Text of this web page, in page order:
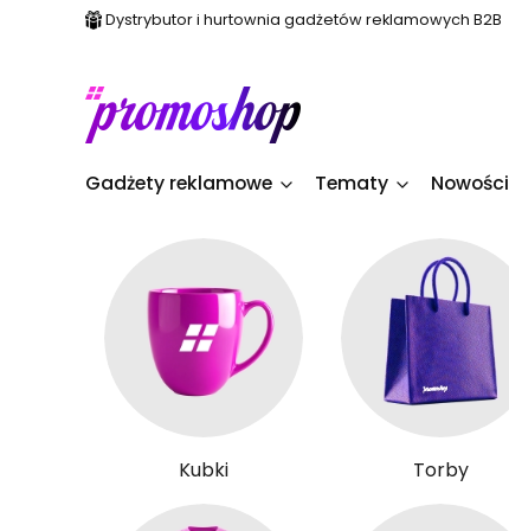
Dystrybutor i hurtownia gadżetów reklamowych B2B
Gadżety reklamowe Tematy Nowości
Kubki Torby